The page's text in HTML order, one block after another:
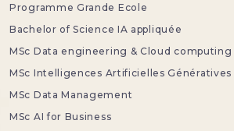
Programme Grande Ecole
Bachelor of Science IA appliquée
MSc Data engineering & Cloud computing
MSc Intelligences Artificielles
MSc Data Management
MSc AI for Business